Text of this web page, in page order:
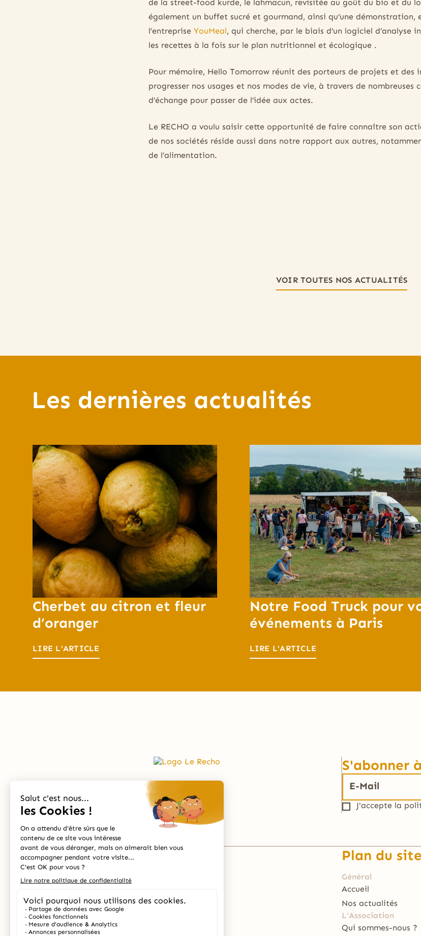
de la street-food kurde, le lahmacun, revisitée au goût du bio et du
également un buffet sucré et gourmand, ainsi qu’une démonstration,
l’entreprise YouMeal, qui cherche, par le biais d’un logiciel d’analyse
les recettes à la fois sur le plan nutritionnel et écologique .
Pour mémoire, Hello Tomorrow réunit des porteurs de projets et des
progresser nos usages et nos modes de vie, à travers de nombreuses
d’échange pour passer de l’idée aux actes.
Le RECHO a voulu saisir cette opportunité de faire connaître son
de nos sociétés réside aussi dans notre rapport aux autres,
de l’alimentation.
VOIR TOUTES NOS ACTUALITÉS
Les dernières actualités
Cherbet au citron et fleur
d’oranger
LIRE L'ARTICLE
Notre Food Truck pour
événements à Paris
LIRE L'ARTICLE
S'abonner
J'accepte la
Contact
Écrivez-nous:contact@lerecho.com
Plan du site
Général
Accueil
Nos actualités
L'Association
Qui sommes-nous ?